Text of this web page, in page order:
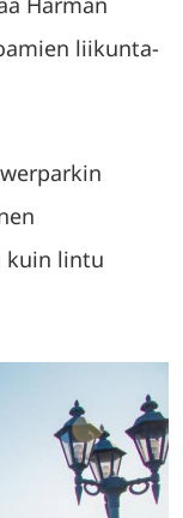
liikunta-
kuin lintu